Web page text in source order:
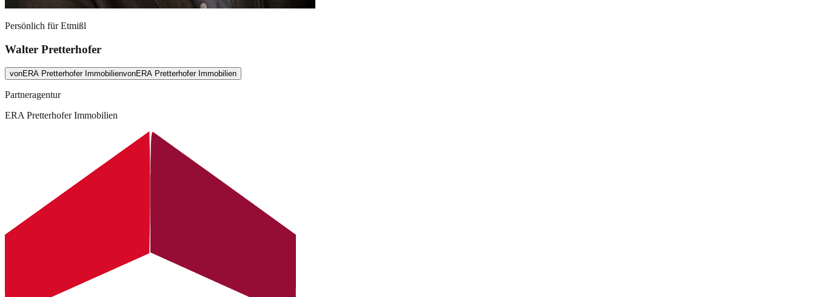
Persönlich fürEtmißl
Walter Pretterhofer
vonERA Pretterhofer ImmobilienvonERA Pretterhofer Immobilien
Partneragentur
ERA Pretterhofer Immobilien